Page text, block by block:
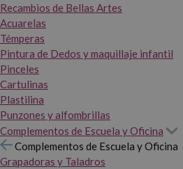
Recambios de Bellas Artes
Acuarelas
Témperas
Pintura de Dedos y maquillaje infantil
Pinceles
Cartulinas
Plastilina
Punzones y alfombrillas
Complementos de Escuela y Oficina
Complementos de Escuela y Oficina
Grapadoras y Taladros